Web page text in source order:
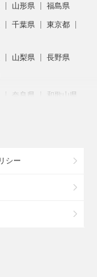
山形県 福島県
千葉県
東京都
山梨県 長野県
奈良県 和歌山県
クラ
シー